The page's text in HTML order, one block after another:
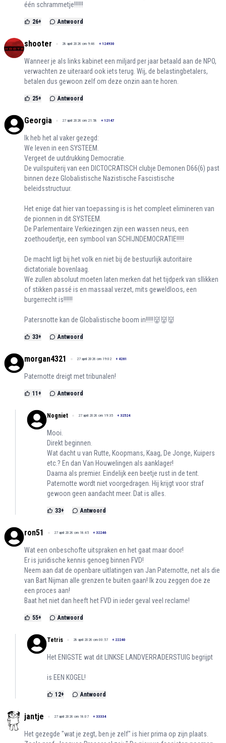
één schrammetje!!!!!!
26+ Antwoord
shooter 28 april 2026 om 9:46 + 124930
Wanneer je als links kabinet een miljard per jaar betaald aan de NPO,
verwachten ze uiteraard ook iets terug. Wij, de belastingbetalers,
betalen dus gewoon zelf om deze onzin aan te horen.
25+ Antwoord
Georgia 27 april 2026 om 21:58 + 12147
Ik heb het al vaker gezegd:
We leven in een SYSTEEM.
Vergeet de uutdrukking Democratie.
De vuilspuiterij van een DICTOCRATISCH clubje Demonen D66(6) past
binnen deze Globalistische Nazistische Fascistische
beleidsstructuur.
Het enige dat hier van toepassing is is het compleet elimineren van
de pionnen in dit SYSTEEM.
De Parlementaire Verkiezingen zijn een wassen neus, een
zoethoudertje, een symbool van SCHIJNDEMOCRATIE!!!!!
De macht ligt bij het volk en niet bij de bestuurlijk autoritaire
dictatoriale bovenlaag.
We zullen absoluut moeten laten merken dat het tijdperk van sllikken
of stikken passé is en massaal verzet, mits geweldloos, een
burgerrecht is!!!!!!
Patersnotte kan de Globalistische boom in!!!!!👹👹👹
33+ Antwoord
morgan4321 27 april 2026 om 19:02 + 4261
Paternotte dreigt met tribunalen!
11 + Antwoord
Nogniet 27 april 2026 om 19:35 + 32524
Mooi.
Direkt beginnen.
Wat dacht u van Rutte, Koopmans, Kaag, De Jonge, Kuipers
etc.? En dan Van Houwelingen als aanklager!
Daarna als premier. Eindelijk een beetje rust in de tent.
Paternotte wordt niet voorgedragen. Hij krijgt voor straf
gewoon geen aandacht meer. Dat is alles.
33+ Antwoord
ron51 27 april 2026 om 18:45 + 32246
Wat een onbeschofte uitspraken en het gaat maar door!
Er is juridische kennis genoeg binnen FVD!
Neem aan dat de openbare uitlatingen van Jan Paternotte, net als die
van Bart Nijman alle grenzen te buiten gaan! Ik zou zeggen doe ze
een proces aan!
Baat het niet dan heeft het FVD in ieder geval veel reclame!
55+ Antwoord
Tetris 28 april 2026 om 00:57 + 22240
Het ENIGSTE wat dit LINKSE LANDVERRADERSTUIG begrijpt
is EEN KOGEL!
12+ Antwoord
jantje 27 april 2026 om 18:07 + 33334
Het gezegde "wat je zegt, ben je zelf" is hier prima op zijn plaats.